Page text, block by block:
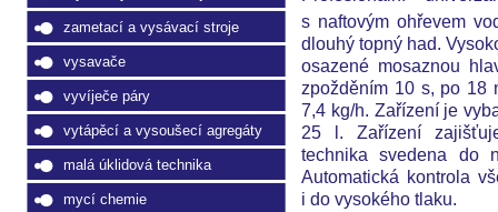
s naftovým ohřevem
dlouhý topný had.
osazené mosaznou
zpožděním 10 s, po 18
7,4 kg/h. Zařízení je
25 l. Zařízení
technika svedena do
Automatická kontrola
i do vysokého tlaku.
zametací a vysávací stroje
vysavače
vyvíječe páry
vytápěcí a vysoušecí agregáty
malá úklidová technika
mycí chemie